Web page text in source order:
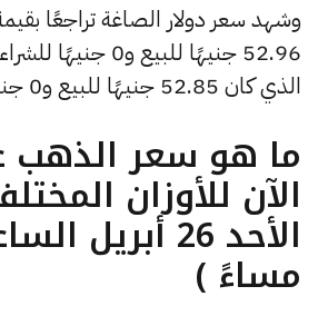
52.96 جنيهًا للبيع
الذي كان 52.85 جنيهًا للبيع و0 جنيهًا للشراء.
الآن للأوزان
مساءً )